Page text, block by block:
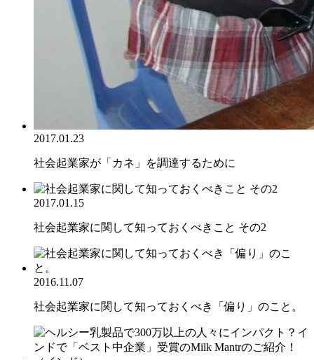
2017.01.23
社会起業家が「カネ」を調達するために
2017.01.15
社会起業家に関して知っておくべきこと その2
2016.11.07
社会起業家に関して知っておくべき「偏り」のこと。